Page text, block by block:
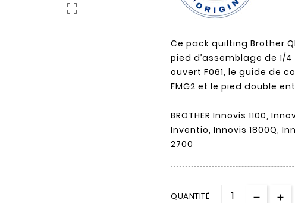

Ce pack quilting Brother
pied d’assemblage de 1/
ouvert F061, le guide de
FMG2 et le pied double
BROTHER Innovis 1100,
Inventio, Innovis 1800Q,
2700
QUANTITÉ